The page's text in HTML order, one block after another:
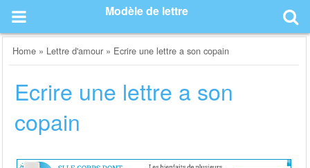
content
Modèle de lettre
Home » Lettre d'amour » Ecrire une lettre a son copain
Ecrire une lettre a son
copain